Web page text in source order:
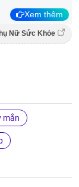
Xem thêm
Nữ Sức Khỏe
mắn